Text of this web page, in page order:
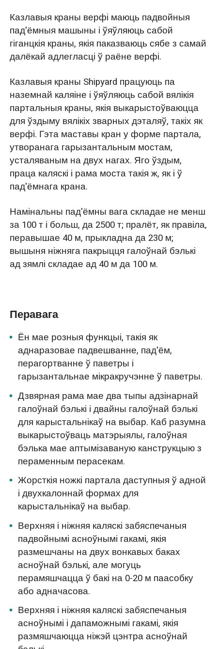
Казлавыя краны верфі маюць падвойныя
пад'ёмныя машыны і ўяўляюць сабой
гіганцкія краны, якія паказваюць сябе з самай
далёкай адлегласці ў раёне верфі.
Казлавыя краны Shipyard працуюць па
наземнай каляіне і ўяўляюць сабой вялікія
партальныя краны, якія выкарыстоўваюцца
для ўздыму вялікіх зварных дэталяў, такіх як
верфі. Гэта маставы кран у форме партала,
утворанага гарызантальным мостам,
усталяваным на двух нагах. Яго ўздым,
праца каляскі і рама моста такія ж, як і ў
пад'ёмнага крана.
Намінальны пад'ёмны вага складае не менш
за 100 т і больш, да 2500 т; пралёт, як правіла,
перавышае 40 м, прыкладна да 230 м;
вышыня ніжняга пакрыцця галоўнай бэлькі
ад зямлі складае ад 40 м да 100 м.
Перавага
Ён мае розныя функцыі, такія як
аднаразовае падвешванне, пад'ём,
перагортванне ў паветры і
гарызантальнае мікракручэнне ў паветры.
Дзвярная рама мае два тыпы адзінарнай
галоўнай бэлькі і двайны галоўнай бэлькі
для карыстальнікаў на выбар. Каб разумна
выкарыстоўваць матэрыялы, галоўная
бэлька мае аптымізаваную канструкцыю з
пераменным перасекам.
Жорсткія ножкі партала даступныя ў адной
і двухкалоннай формах для
карыстальнікаў на выбар.
Верхняя і ніжняя каляскі забяспечаныя
падвойнымі асноўнымі гакамі, якія
размешчаны на двух вонкавых баках
асноўнай бэлькі, але могуць
перамяшчацца ў бакі на 0-20 м паасобку
або адначасова.
Верхняя і ніжняя каляскі забяспечаныя
асноўнымі і дапаможнымі гакамі, якія
размяшчаюцца ніжэй цэнтра асноўнай